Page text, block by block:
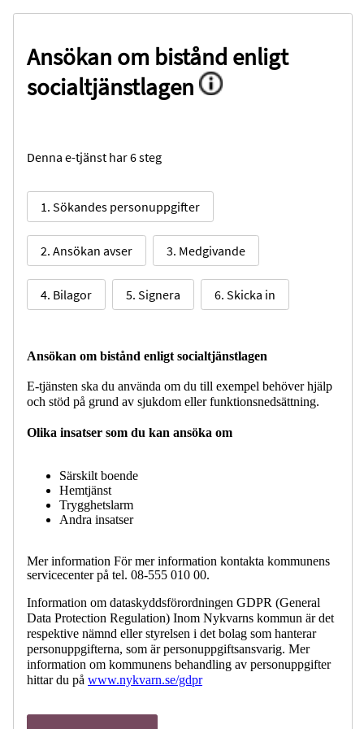
Ansökan om bistånd enligt
socialtjänstlagen
Denna e-tjänst har 6 steg
1. Sökandes personuppgifter
2. Ansökan avser 3. Medgivande
4. Bilagor 5. Signera 6. Skicka in
Ansökan om bistånd enligt socialtjänstlagen
E-tjänsten ska du använda om du till exempel behöver hjälp
och stöd på grund av sjukdom eller funktionsnedsättning.
Olika insatser som du kan ansöka om
Särskilt boende
Hemtjänst
Trygghetslarm
Andra insatser
Mer information För mer information kontakta kommunens
servicecenter på tel. 08-555 010 00.
Information om dataskyddsförordningen GDPR (General
Data Protection Regulation) Inom Nykvarns kommun är det
respektive nämnd eller styrelsen i det bolag som hanterar
personuppgifterna, som är personuppgiftsansvarig. Mer
information om kommunens behandling av personuppgifter
hittar du på www.nykvarn.se/gdpr